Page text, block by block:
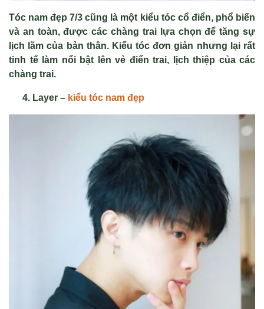
Tóc nam đẹp 7/3 cũng là một kiểu tóc cổ điển, phổ biến
và an toàn, được các chàng trai lựa chọn để tăng sự
lịch lãm của bản thân. Kiểu tóc đơn giản nhưng lại rất
tinh tế làm nổi bật lên vẻ điển trai, lịch thiệp của các
chàng trai.
Layer – kiểu tóc nam đẹp